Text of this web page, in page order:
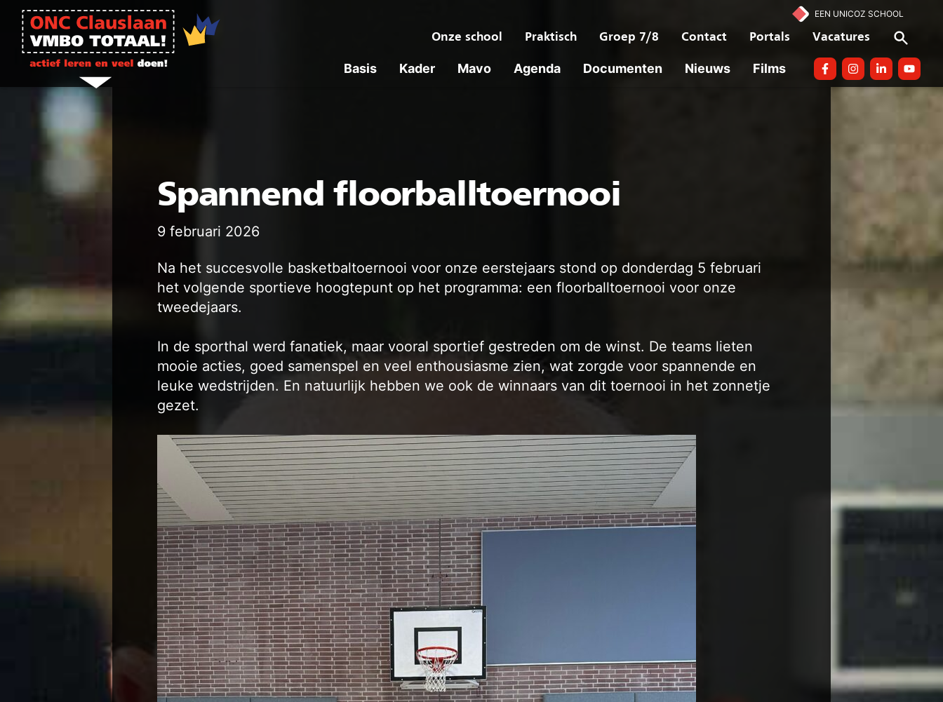
Ga naar de inhoud EEN UNICOZ SCHOOL
Onze school Praktisch Groep 7/8 Contact Portals Vacatures
Basis Kader Mavo Agenda Documenten Nieuws Films FacebookInstagramlinkedinYoutube
Spannend floorballtoernooi
9 februari 2026
Na het succesvolle basketbaltoernooi voor onze eerstejaars stond op donderdag 5 februari
het volgende sportieve hoogtepunt op het programma: een floorballtoernooi voor onze
tweedejaars.
In de sporthal werd fanatiek, maar vooral sportief gestreden om de winst. De teams lieten
mooie acties, goed samenspel en veel enthousiasme zien, wat zorgde voor spannende en
leuke wedstrijden. En natuurlijk hebben we ook de winnaars van dit toernooi in het zonnetje
gezet.